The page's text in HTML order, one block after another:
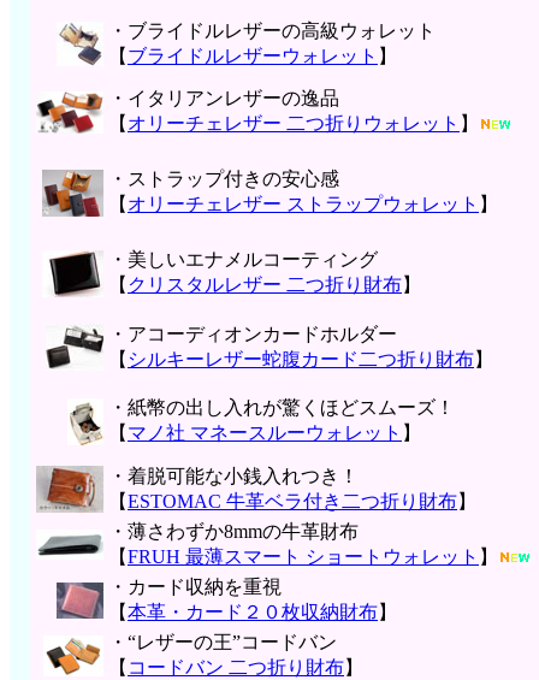
・ブライドルレザーの高級ウォレット
【 ブライドルレザーウォレット 】
・イタリアンレザーの逸品
【 オリーチェレザー 二つ折りウォレット 】
・ストラップ付きの安心感
【 オリーチェレザー ストラップウォレット 】
・美しいエナメルコーティング
【 クリスタルレザー 二つ折り財布】
・アコーディオンカードホルダー
【 シルキーレザー蛇腹カード二つ折り財布】
・紙幣の出し入れが驚くほどスムーズ！
【 マノ社 マネースルーウォレット 】
・着脱可能な小銭入れつき！
【ESTOMAC 牛革ベラ付き二つ折り財布】
・薄さわずか8mmの牛革財布
【FRUH 最薄スマート ショートウォレット 】
・カード収納を重視
【本革・カード２０枚収納財布】
・“レザーの王”コードバン
【 コードバン 二つ折り財布】